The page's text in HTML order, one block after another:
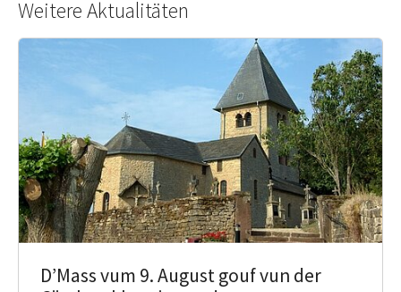
Weitere Aktualitäten
D’Mass vum 9. August gouf vun der